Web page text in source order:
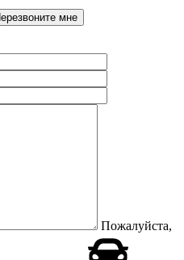
Пожалуйста,